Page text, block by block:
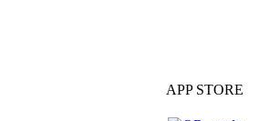
APP STORE